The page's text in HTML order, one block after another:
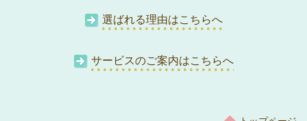
選ばれる理由はこちらへ
サービスのご案内はこちらへ